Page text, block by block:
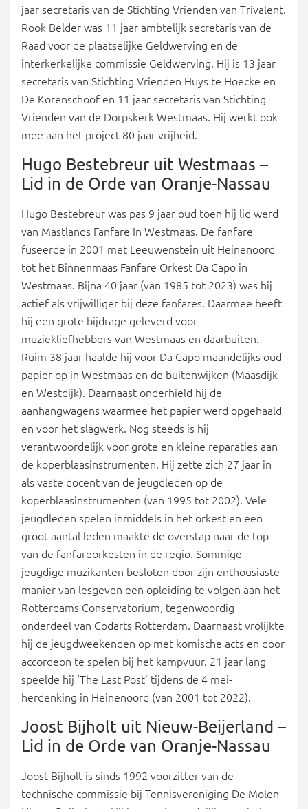
jaar secretaris van de Stichting Vrienden van Trivalent.
Rook Belder was 11 jaar ambtelijk secretaris van de
Raad voor de plaatselijke Geldwerving en de
interkerkelijke commissie Geldwerving. Hij is 13 jaar
secretaris van Stichting Vrienden Huys te Hoecke en
De Korenschoof en 11 jaar secretaris van Stichting
Vrienden van de Dorpskerk Westmaas. Hij werkt ook
mee aan het project 80 jaar vrijheid.
Hugo Bestebreur uit Westmaas –
Lid in de Orde van Oranje-Nassau
Hugo Bestebreur was pas 9 jaar oud toen hij lid werd
van Mastlands Fanfare In Westmaas. De fanfare
fuseerde in 2001 met Leeuwenstein uit Heinenoord
tot het Binnenmaas Fanfare Orkest Da Capo in
Westmaas. Bijna 40 jaar (van 1985 tot 2023) was hij
actief als vrijwilliger bij deze fanfares. Daarmee heeft
hij een grote bijdrage geleverd voor
muziekliefhebbers van Westmaas en daarbuiten.
Ruim 38 jaar haalde hij voor Da Capo maandelijks oud
papier op in Westmaas en de buitenwijken (Maasdijk
en Westdijk). Daarnaast onderhield hij de
aanhangwagens waarmee het papier werd opgehaald
en voor het slagwerk. Nog steeds is hij
verantwoordelijk voor grote en kleine reparaties aan
de koperblaasinstrumenten. Hij zette zich 27 jaar in
als vaste docent van de jeugdleden op de
koperblaasinstrumenten (van 1995 tot 2002). Vele
jeugdleden spelen inmiddels in het orkest en een
groot aantal leden maakte de overstap naar de top
van de fanfareorkesten in de regio. Sommige
jeugdige muzikanten besloten door zijn enthousiaste
manier van lesgeven een opleiding te volgen aan het
Rotterdams Conservatorium, tegenwoordig
onderdeel van Codarts Rotterdam. Daarnaast vrolijkte
hij de jeugdweekenden op met komische acts en door
accordeon te spelen bij het kampvuur. 21 jaar lang
speelde hij ‘The Last Post’ tijdens de 4 mei-
herdenking in Heinenoord (van 2001 tot 2022).
Joost Bijholt uit Nieuw-Beijerland –
Lid in de Orde van Oranje-Nassau
Joost Bijholt is sinds 1992 voorzitter van de
technische commissie bij Tennisvereniging De Molen